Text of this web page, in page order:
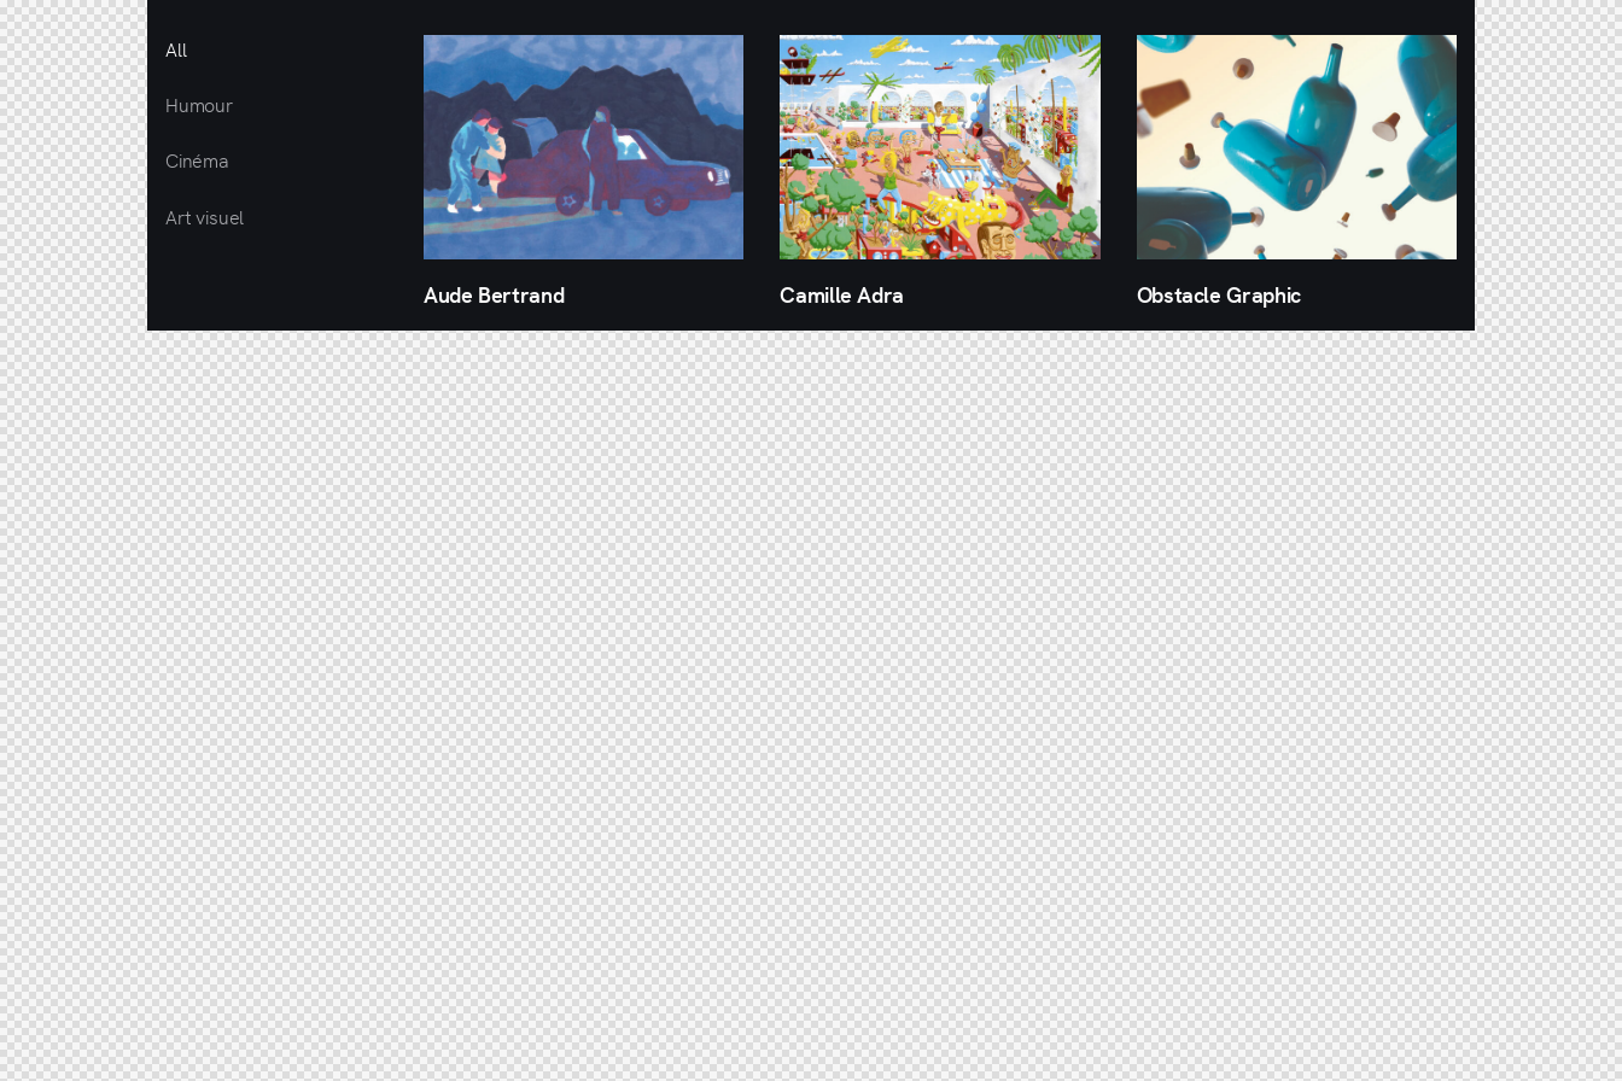
All
Humour
Cinéma
Art visuel
Aude Bertrand Camille Adra Obstacle Graphic